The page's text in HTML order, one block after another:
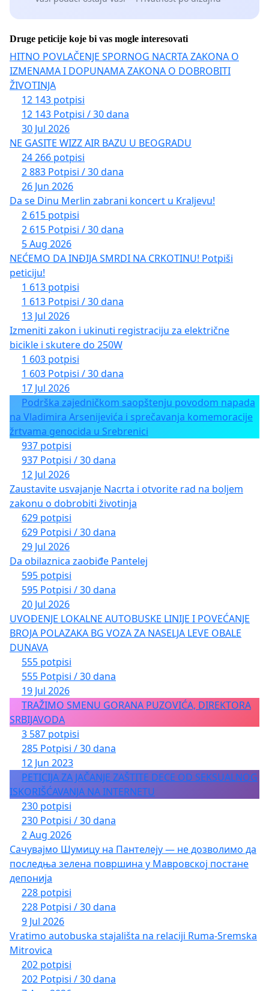
Druge peticije koje bi vas mogle interesovati
HITNO POVLAČENJE SPORNOG NACRTA ZAKONA O
IZMENAMA I DOPUNAMA ZAKONA O DOBROBITI
ŽIVOTINJA
12 143 potpisi
12 143 Potpisi / 30 dana
30 Jul 2026
NE GASITE WIZZ AIR BAZU U BEOGRADU
24 266 potpisi
2 883 Potpisi / 30 dana
26 Jun 2026
Da se Dinu Merlin zabrani koncert u Kraljevu!
2 615 potpisi
2 615 Potpisi / 30 dana
5 Aug 2026
NEĆEMO DA INĐIJA SMRDI NA CRKOTINU! Potpiši
peticiju!
1 613 potpisi
1 613 Potpisi / 30 dana
13 Jul 2026
Izmeniti zakon i ukinuti registraciju za električne
bicikle i skutere do 250W
1 603 potpisi
1 603 Potpisi / 30 dana
17 Jul 2026
Podrška zajedničkom saopštenju povodom napada
na Vladimira Arsenijevića i sprečavanja komemoracije
žrtvama genocida u Srebrenici
937 potpisi
937 Potpisi / 30 dana
12 Jul 2026
Zaustavite usvajanje Nacrta i otvorite rad na boljem
zakonu o dobrobiti životinja
629 potpisi
629 Potpisi / 30 dana
29 Jul 2026
Da obilaznica zaobiđe Pantelej
595 potpisi
595 Potpisi / 30 dana
20 Jul 2026
UVOĐENJE LOKALNE AUTOBUSKE LINIJE I POVEĆANJE
BROJA POLAZAKA BG VOZA ZA NASELJA LEVE OBALE
DUNAVA
555 potpisi
555 Potpisi / 30 dana
19 Jul 2026
TRAŽIMO SMENU GORANA PUZOVIĆA, DIREKTORA
SRBIJAVODA
3 587 potpisi
285 Potpisi / 30 dana
12 Jun 2023
PETICIJA ZA JAČANJE ZAŠTITE DECE OD SEKSUALNOG
ISKORIŠĆAVANJA NA INTERNETU
230 potpisi
230 Potpisi / 30 dana
2 Aug 2026
Сачувајмо Шумицу на Пантелеју — не дозволимо да
последња зелена површина у Мавровској постане
депонија
228 potpisi
228 Potpisi / 30 dana
9 Jul 2026
Vratimo autobuska stajališta na relaciji Ruma-Sremska
Mitrovica
202 potpisi
202 Potpisi / 30 dana